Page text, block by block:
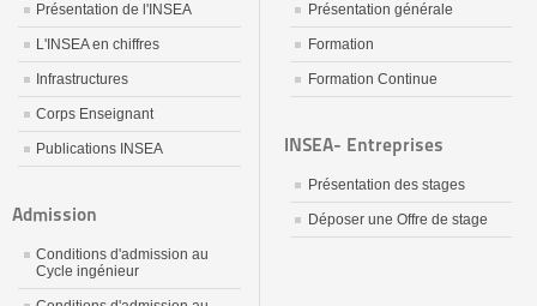
Présentation de l'INSEA
L'INSEA en chiffres
Infrastructures
Corps Enseignant
Publications INSEA
Admission
Conditions d'admission au
Cycle ingénieur
Présentation générale
Formation
Formation Continue
INSEA- Entreprises
Présentation des stages
Déposer une Offre de stage